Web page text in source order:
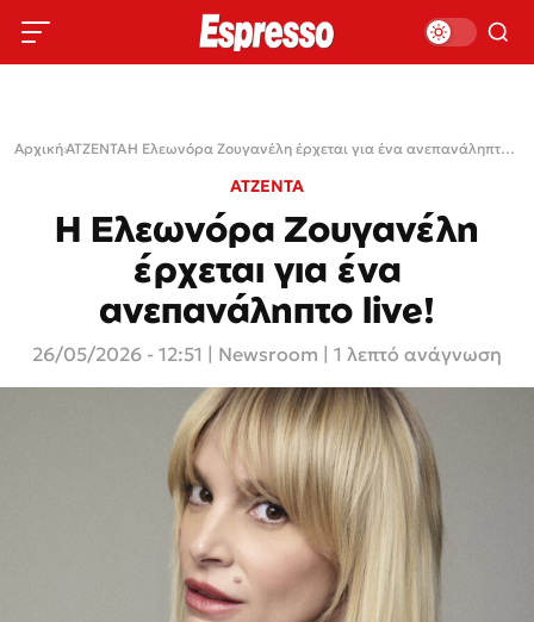
Αρχική›ΑΤΖΕΝΤΑ› Η Ελεωνόρα Ζουγανέλη έρχεται για ένα ανεπανάληπτο live!
ΑΤΖΕΝΤΑ
Η Ελεωνόρα Ζουγανέλη
έρχεται για ένα
ανεπανάληπτο live!
26/05/2026 - 12:51 Newsroom | 1 λεπτό ανάγνωση